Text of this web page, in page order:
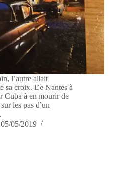
l’autre allait
sa croix. De Nantes à
Cuba à en mourir de
les pas d’un
05/05/2019